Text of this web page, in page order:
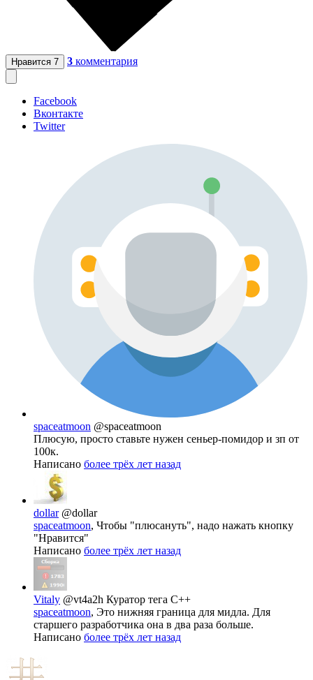
Нравится 7 3 комментария
Facebook
Вконтакте
Twitter
spaceatmoon @spaceatmoon
Плюсую, просто ставьте нужен сеньер-помидор и зп от
100к.
Написано более трёх лет назад
dollar @dollar
spaceatmoon, Чтобы "плюсануть", надо нажать кнопку
"Нравится"
Написано более трёх лет назад
Vitaly @vt4a2h Куратор тега C++
spaceatmoon, Это нижняя граница для мидла. Для
старшего разработчика она в два раза больше.
Написано более трёх лет назад